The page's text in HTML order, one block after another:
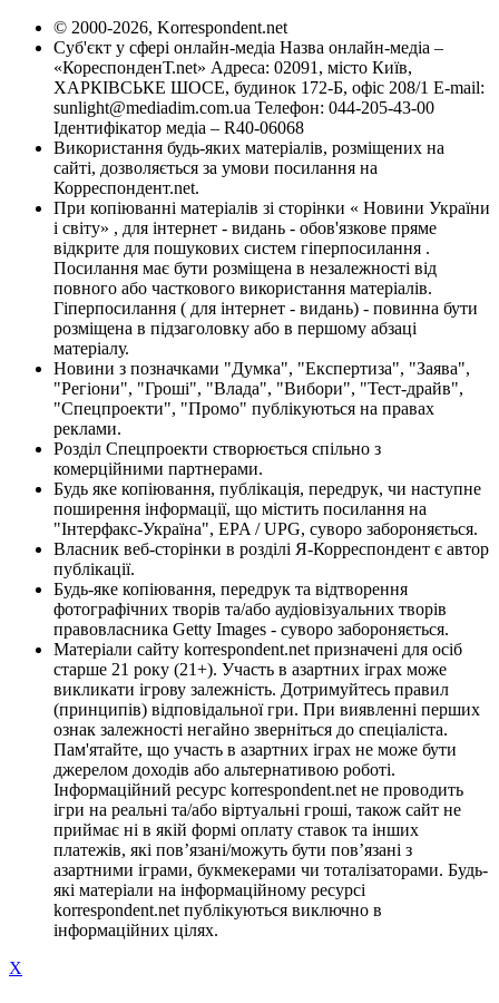
© 2000-2026, Korrespondent.net
Суб'єкт у сфері онлайн-медіа Назва онлайн-медіа –
«КореспонденТ.net» Адреса: 02091, місто Київ,
ХАРКІВСЬКЕ ШОСЕ, будинок 172-Б, офіс 208/1 E-mail:
sunlight@mediadim.com.ua Телефон: 044-205-43-00
Ідентифікатор медіа – R40-06068
Використання будь-яких матеріалів, розміщених на
сайті, дозволяється за умови посилання на
Корреспондент.net.
При копіюванні матеріалів зі сторінки « Новини України
і світу» , для інтернет - видань - обов'язкове пряме
відкрите для пошукових систем гіперпосилання .
Посилання має бути розміщена в незалежності від
повного або часткового використання матеріалів.
Гіперпосилання ( для інтернет - видань) - повинна бути
розміщена в підзаголовку або в першому абзаці
матеріалу.
Новини з позначками "Думка", "Експертиза", "Заява",
"Регіони", "Гроші", "Влада", "Вибори", "Тест-драйв",
"Спецпроекти", "Промо" публікуються на правах
реклами.
Розділ Спецпроекти створюється спільно з
комерційними партнерами.
Будь яке копіювання, публікація, передрук, чи наступне
поширення інформації, що містить посилання на
"Інтерфакс-Україна", EPA / UPG, суворо забороняється.
Власник веб-сторінки в розділі Я-Корреспондент є автор
публікації.
Будь-яке копіювання, передрук та відтворення
фотографічних творів та/або аудіовізуальних творів
правовласника Getty Images - суворо забороняється.
Матеріали сайту korrespondent.net призначені для осіб
старше 21 року (21+). Участь в азартних іграх може
викликати ігрову залежність. Дотримуйтесь правил
(принципів) відповідальної гри. При виявленні перших
ознак залежності негайно зверніться до спеціаліста.
Пам'ятайте, що участь в азартних іграх не може бути
джерелом доходів або альтернативою роботі.
Інформаційний ресурс korrespondent.net не проводить
ігри на реальні та/або віртуальні гроші, також сайт не
приймає ні в якій формі оплату ставок та інших
платежів, які пов’язані/можуть бути пов’язані з
азартними іграми, букмекерами чи тоталізаторами. Будь-
які матеріали на інформаційному ресурсі
korrespondent.net публікуються виключно в
інформаційних цілях.
X